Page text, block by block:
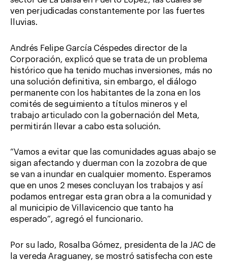
ven perjudicadas constantemente por las fuertes
lluvias.
Andrés Felipe García Céspedes director de la
Corporación, explicó que se trata de un problema
histórico que ha tenido muchas inversiones, más no
una solución definitiva, sin embargo, el diálogo
permanente con los habitantes de la zona en los
comités de seguimiento a títulos mineros y el
trabajo articulado con la gobernación del Meta,
permitirán llevar a cabo esta solución.
“Vamos a evitar que las comunidades aguas abajo se
sigan afectando y duerman con la zozobra de que
se van a inundar en cualquier momento. Esperamos
que en unos 2 meses concluyan los trabajos y así
podamos entregar esta gran obra a la comunidad y
al municipio de Villavicencio que tanto ha
esperado”, agregó el funcionario.
Por su lado, Rosalba Gómez, presidenta de la JAC de
la vereda Araguaney, se mostró satisfecha con este